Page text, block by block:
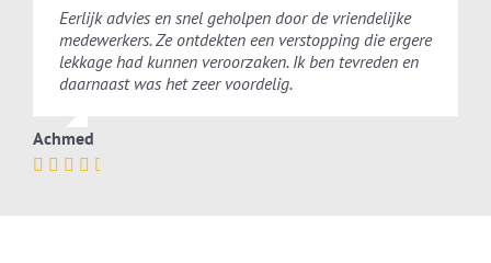
Eerlijk advies en snel geholpen door de vriendelijke
medewerkers. Ze ontdekten een verstopping die ergere
lekkage had kunnen veroorzaken. Ik ben tevreden en
daarnaast was het zeer voordelig.
Achmed